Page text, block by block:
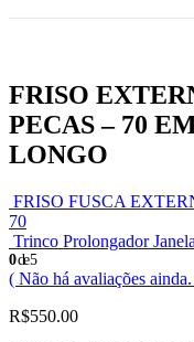
FRISO
PECAS – 70
LONGO
FRISO FUSCA
70
Trinco Prolongador
0de 5
( Não há avaliações
R$550.00